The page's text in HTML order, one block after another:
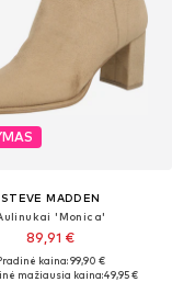
STEVE MADDEN
'Monica'
89,91 €
kaina: 99,90 €
mažiausia kaina:49,95 €